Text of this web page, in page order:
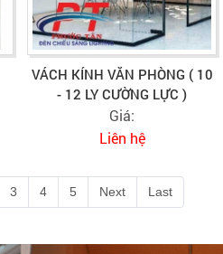
VÁCH KÍNH VĂN PHÒNG ( 10
- 12 LY CƯỜNG LỰC )
Giá:
Liên hệ
3 4 5 Next Last